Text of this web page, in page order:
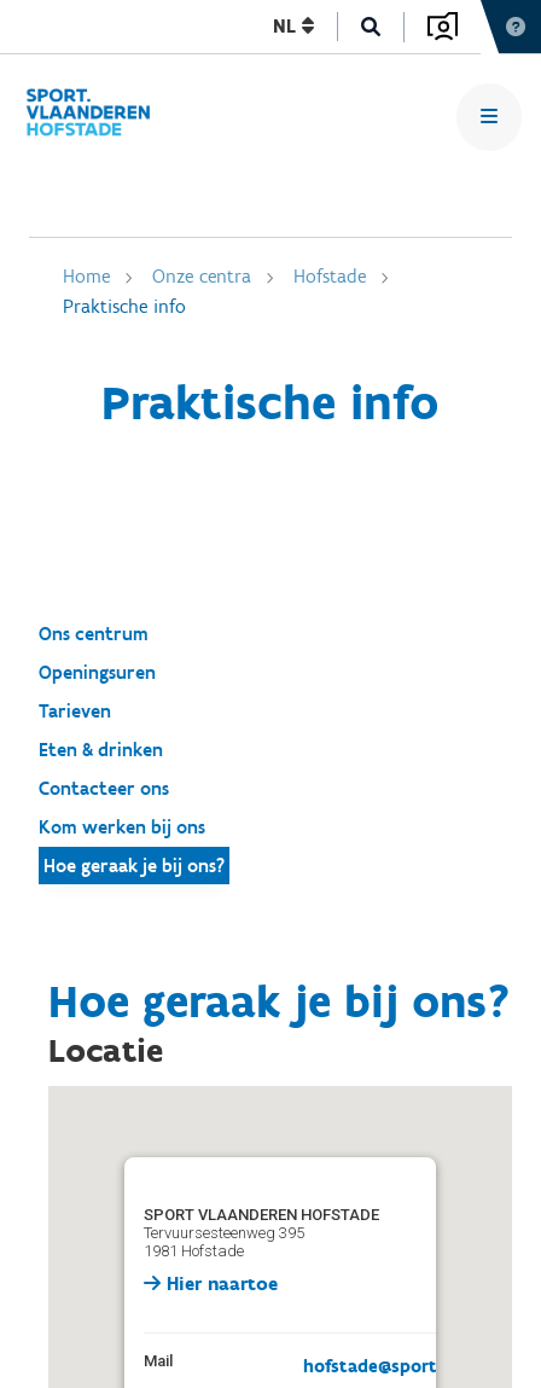
NL
Home Onze centra
Hofstade
Praktische info
Praktische info
Ons centrum
Openingsuren
Tarieven
Eten & drinken
Contacteer ons
Kom werken bij ons
Hoe geraak je bij ons?
Hoe geraak je bij ons?
Locatie
SPORT VLAANDEREN HOFSTADE
Tervuursesteenweg 395
1981 Hofstade
Hier naartoe
Mail hofstade@sport.vlaanderen